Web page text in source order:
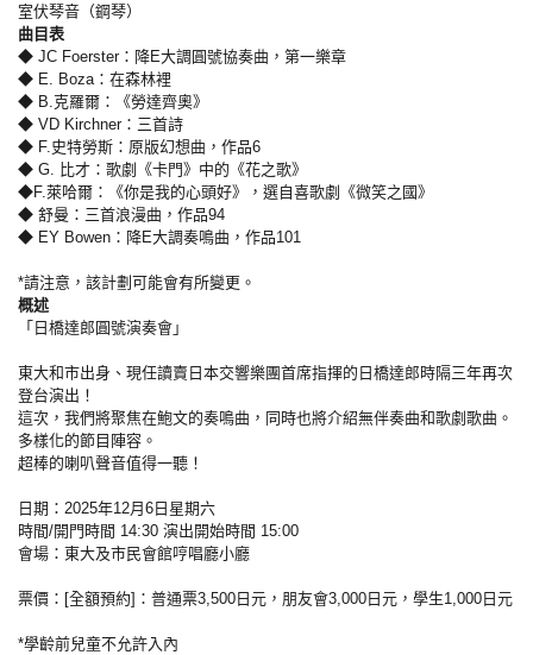
室伏琴音（鋼琴）
曲目表
◆ JC Foerster：降E大調圓號協奏曲，第一樂章
◆ E. Boza：在森林裡
◆ B.克羅爾：《勞達齊奧》
◆ VD Kirchner：三首詩
◆ F.史特勞斯：原版幻想曲，作品6
◆ G. 比才：歌劇《卡門》中的《花之歌》
◆F.萊哈爾：《你是我的心頭好》，選自喜歌劇《微笑之國》
◆ 舒曼：三首浪漫曲，作品94
◆ EY Bowen：降E大調奏鳴曲，作品101
*請注意，該計劃可能會有所變更。
概述
「日橋達郎圓號演奏會」
東大和市出身、現任讀賣日本交響樂團首席指揮的日橋達郎時隔三年再次
登台演出！
這次，我們將聚焦在鮑文的奏鳴曲，同時也將介紹無伴奏曲和歌劇歌曲。
多樣化的節目陣容。
超棒的喇叭聲音值得一聽！
日期：2025年12月6日星期六
時間/開門時間 14:30 演出開始時間 15:00
會場：東大及市民會館哼唱廳小廳
票價：[全額預約]：普通票3,500日元，朋友會3,000日元，學生1,000日元
*學齡前兒童不允許入內